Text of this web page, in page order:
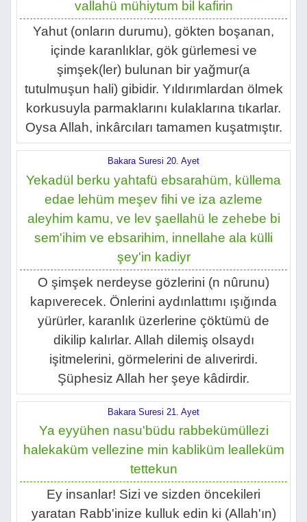
vallahü mühiytum bil kafirin
Yahut (onların durumu), gökten boşanan,
içinde karanlıklar, gök gürlemesi ve
şimşek(ler) bulunan bir yağmur(a
tutulmuşun hali) gibidir. Yıldırımlardan ölmek
korkusuyla parmaklarını kulaklarına tıkarlar.
Oysa Allah, inkârcıları tamamen kuşatmıştır.
Bakara Suresi 20. Ayet
Yekadül berku yahtafü ebsarahüm, küllema
edae lehüm meşev fihi ve iza azleme
aleyhim kamu, ve lev şaellahü le zehebe bi
sem'ihim ve ebsarihim, innellahe ala külli
şey'in kadiyr
O şimşek nerdeyse gözlerini (n nûrunu)
kapıverecek. Önlerini aydınlattımı ışığında
yürürler, karanlık üzerlerine çöktümü de
dikilip kalırlar. Allah dilemiş olsaydı
işitmelerini, görmelerini de alıverirdi.
Şüphesiz Allah her şeye kâdirdir.
Bakara Suresi 21. Ayet
Ya eyyühen nasu'büdu rabbekümüllezi
halekaküm vellezine min kabliküm lealleküm
tettekun
Ey insanlar! Sizi ve sizden öncekileri
yaratan Rabb'inize kulluk edin ki (Allah'ın)